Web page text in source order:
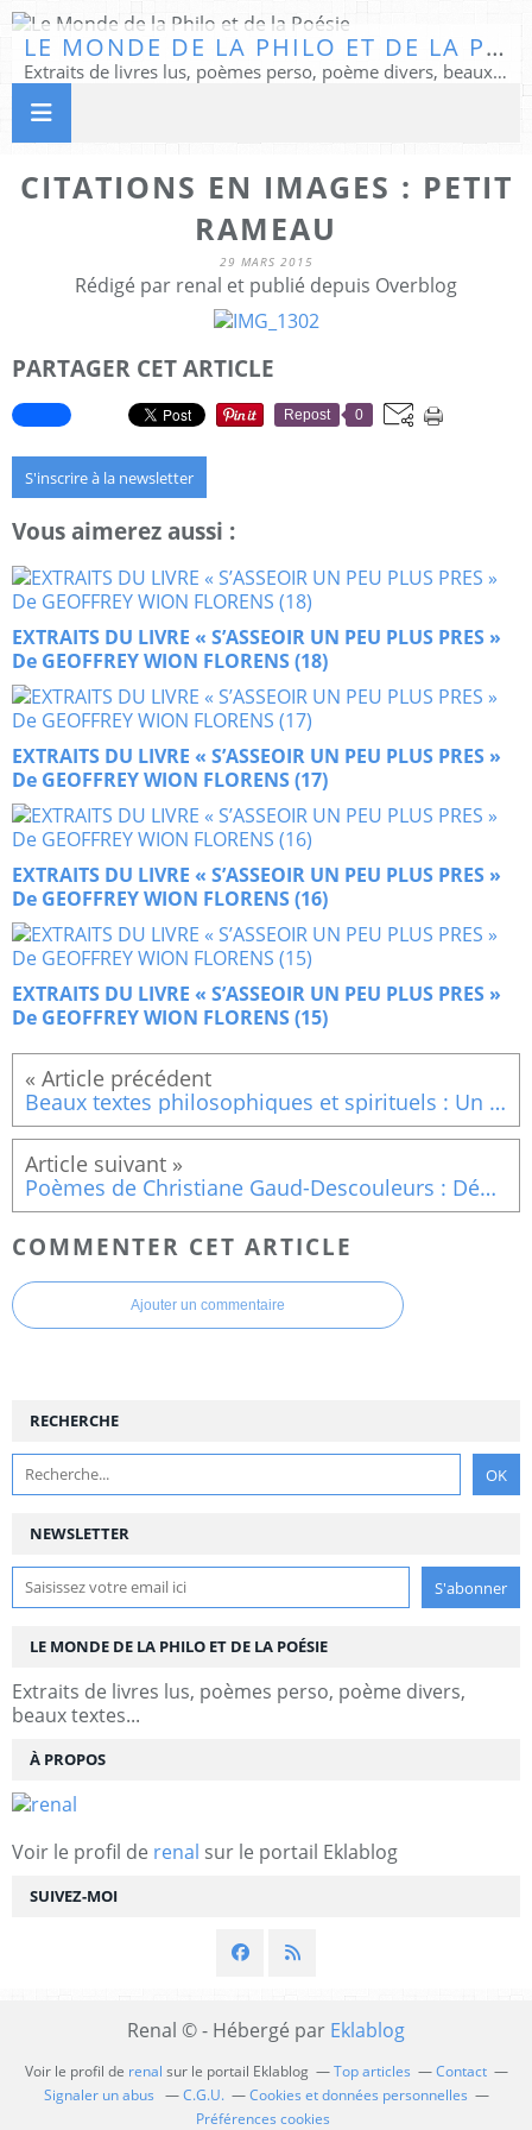
LE MONDE DE LA PHILO ET DE LA POÉSIE
Extraits de livres lus, poèmes perso, poème divers, beaux textes...
CITATIONS EN IMAGES : PETIT
RAMEAU
29 MARS 2015
Rédigé par renal et publié depuis Overblog
PARTAGER CET ARTICLE
Repost 0
S'inscrire à la newsletter
Vous aimerez aussi :
EXTRAITS DU LIVRE « S’ASSEOIR UN PEU PLUS PRES »
De GEOFFREY WION FLORENS (18)
EXTRAITS DU LIVRE « S’ASSEOIR UN PEU PLUS PRES »
De GEOFFREY WION FLORENS (17)
EXTRAITS DU LIVRE « S’ASSEOIR UN PEU PLUS PRES »
De GEOFFREY WION FLORENS (16)
EXTRAITS DU LIVRE « S’ASSEOIR UN PEU PLUS PRES »
De GEOFFREY WION FLORENS (15)
Beaux textes philosophiques et spirituels : Un rameau à la main !!
Poèmes de Christiane Gaud-Descouleurs : Dédramatiser
COMMENTER CET ARTICLE
Ajouter un commentaire
NEWSLETTER
SUIVEZ-MOI
RECHERCHE
LE MONDE DE LA PHILO ET DE LA POÉSIE
Extraits de livres lus, poèmes perso, poème divers,
beaux textes...
À PROPOS
Voir le profil de renal sur le portail Eklablog
Renal © - Hébergé par Eklablog
Voir le profil de renal sur le portail Eklablog Top articles
Contact
Signaler un abus
C.G.U.
Cookies et données personnelles
Préférences cookies